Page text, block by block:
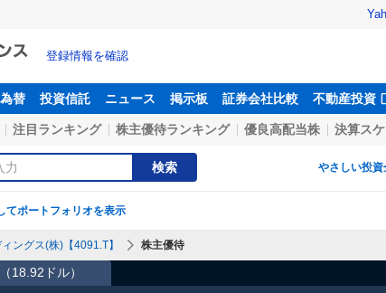
登録情報を確認
替 投資信託 ニュース 掲示板 証券会社比較 不動産投資
注目ランキング 株主優待ランキング 優良高配当株 決算ス
検索 やさしい投資
てポートフォリオを表示
ングス(株)【4091.T】 株主優待
（18.92ドル）